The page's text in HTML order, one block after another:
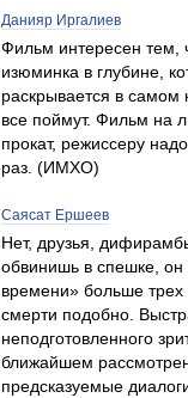
Данияр Иргалиев
Фильм интересен тем,
изюминка в глубине,
раскрывается в самом
все поймут. Фильм на
прокат, режиссеру
раз. (ИМХО)
Саясат Ершеев
Нет, друзья,
обвинишь в спешке,
времени» больше
смерти подобно.
неподготовленного
ближайшем
предсказуемые